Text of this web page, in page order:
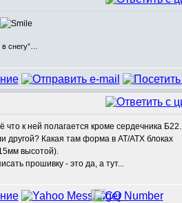
снегу”…
к ней полагается кроме сердечника Б22.
другой? Какая там форма в АТ/АТХ блоках
высотой).
прошивку - это да, а тут...